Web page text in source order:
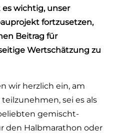
wichtig, unser
fortzusetzen,
Beitrag für
Wertschätzung zu
wir herzlich ein, am
sei es als
gemischt-
den Halbmarathon oder